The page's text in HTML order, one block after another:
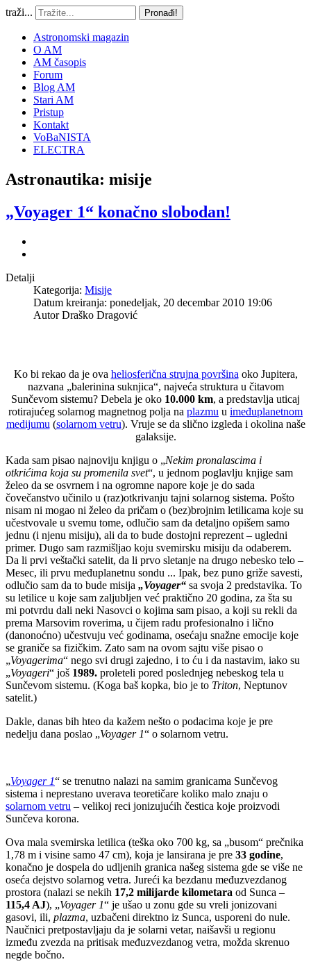
traži... Pronađi!
Astronomski magazin
O AM
AM časopis
Forum
Blog AM
Stari AM
Pristup
Kontakt
VoBaNISTA
ELECTRA
Astronautika: misije
„Voyager 1“ konačno slobodan!
Detalji
Kategorija: Misije
Datum kreiranja: ponedeljak, 20 decembar 2010 19:06
AutorDraško Dragović
Ko bi rekao da je ova heliosferična strujna površina oko Jupitera,
nazvana „balerinina suknjica“, najveća struktura u čitavom
Sunčevom sistemu? Debela je oko 10.000 km, a predstavlja uticaj
rotirajućeg solarnog magnetnog polja na plazmu u imeđuplanetnom
medijumu (solarnom vetru). Vruje se da slično izgleda i okolina naše
galaksije.
Kada sam pisao najnoviju knjigu o „Nekim pronalascima i
otkrićima koja su promenila svet“, u jednom poglavlju knjige sam
želeo da se osvrnem i na ogromne napore koje је do sada
čovečanstvo učinilo u (raz)otkrivanju tajni solarnog sistema. Pošto
nisam ni mogao ni želeo da pričam o (bez)brojnim letilicama koje su
učestvovale u svemu tome, odlučio sam da detaljno opišem samo
jednu (i njenu misiju), ali da to bude dostojni reprezent – ugledni
primer. Dugo sam razmišljao koju svemirsku misiju da odaberem.
Da li prvi veštački satelit, da li prvo sletanje na drugo nebesko telo –
Mesec, ili prvu međuplanetnu sondu ... Ipak, bez puno griže savesti,
odlučio sam da to bude misija „Voyager“ sa svoja 2 predstavika. To
su letilice u koje sam zaljubljen već praktično 20 godina, za šta su
mi potvrdu dali neki Nasovci o kojima sam pisao, a koji su rekli da
prema Marsovim roverima, u čijem radu profesionalno i lično
(danonoćno) učestvuju već godinama, osećaju snažne emocije koje
se graniče sa fizičkim. Zato sam na ovom sajtu više pisao o
„Voyagerima“ nego svi drugi zajedno, i to ću i da nastavim, iako su
„Voyageri“ još 1989. proleteli pored poslednjeg nebeskog tela u
Sunčevom sistemu. (Koga baš kopka, bio je to Triton, Neptunov
satelit.)
Dakle, danas bih hteo da kažem nešto o podacima koje je pre
nedelju dana poslao „Voyager 1“ o solarnom vetru.
„Voyager 1“ se trenutno nalazi na samim granicama Sunčevog
sistema i neprestano uverava teoretičare koliko malo znaju o
solarnom vetru – velikoj reci jonizujućih čestica koje proizvodi
Sunčeva korona.
Ova mala svemirska letilica (teška oko 700 kg, sa „busom“ prečnika
1,78 m i visine samo 47 cm), koja je lansirana je pre 33 godine,
konačno je dospela do udljenih granica našeg sistema gde se više ne
oseća dejstvo solarnog vetra. Jureći ka bezdanu međuzvezdanog
prostora (nalazi se nekih 17,2 milijarde kilometara od Sunca –
115,4 AJ), „Voyager 1“ je ušao u zonu gde su vreli jonizovani
gasovi, ili, plazma, uzbačeni direktno iz Sunca, usporeni do nule.
Naučnici pretpostavljaju da je solarni vetar, naišavši u regionu
između zvezda na pritisak međuzvezdanog vetra, možda skrenuo
negde bočno.